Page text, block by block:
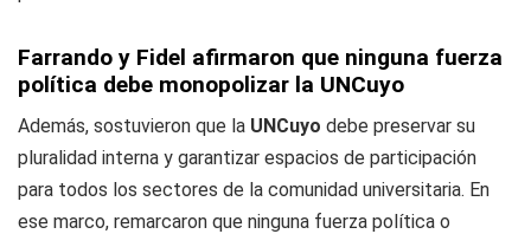
Farrando y Fidel afirmaron que ninguna fuerza
política debe monopolizar la UNCuyo
Además, sostuvieron que la UNCuyo debe preservar su
pluralidad interna y garantizar espacios de participación
para todos los sectores de la comunidad universitaria. En
ese marco, remarcaron que ninguna fuerza política o